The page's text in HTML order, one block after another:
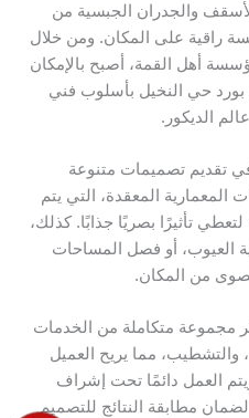
والجدران الجبسية من
راقية على المكان. ومن خلال
أهل القمة، أصبح بالإمكان
حي النخيل بأسلوب فني
الديكور.
تقديم تصميمات متنوعة
المعمارية المعقدة، التي يتم
تأثيرًا بصريًا جذابًا. كذلك،
العيوب، أو فصل المساحات
من المكان.
مجموعة متكاملة من الخدمات
والتشطيب، مما يريح العميل
العمل دائمًا تحت إشراف
مطابقة النتائج للتصميم